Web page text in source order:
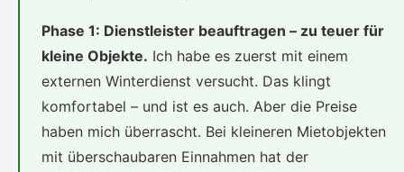
Phase 1: Dienstleister beauftragen – zu teuer für
kleine Objekte. Ich habe es zuerst mit einem
externen Winterdienst versucht. Das klingt
komfortabel – und ist es auch. Aber die Preise
haben mich überrascht. Bei kleineren Mietobjekten
mit überschaubaren Einnahmen hat der